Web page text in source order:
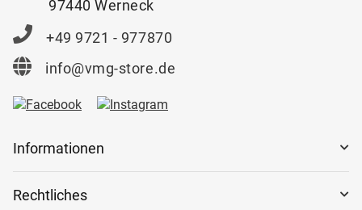
97440 Werneck
+49 9721 - 977870
info@vmg-store.de
Informationen
Rechtliches